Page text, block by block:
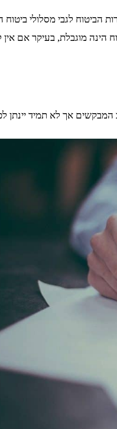
הביטוח לגבי מסלולי
הינה מוגבלת, בעיקר אם
אך לא תמיד יינתן